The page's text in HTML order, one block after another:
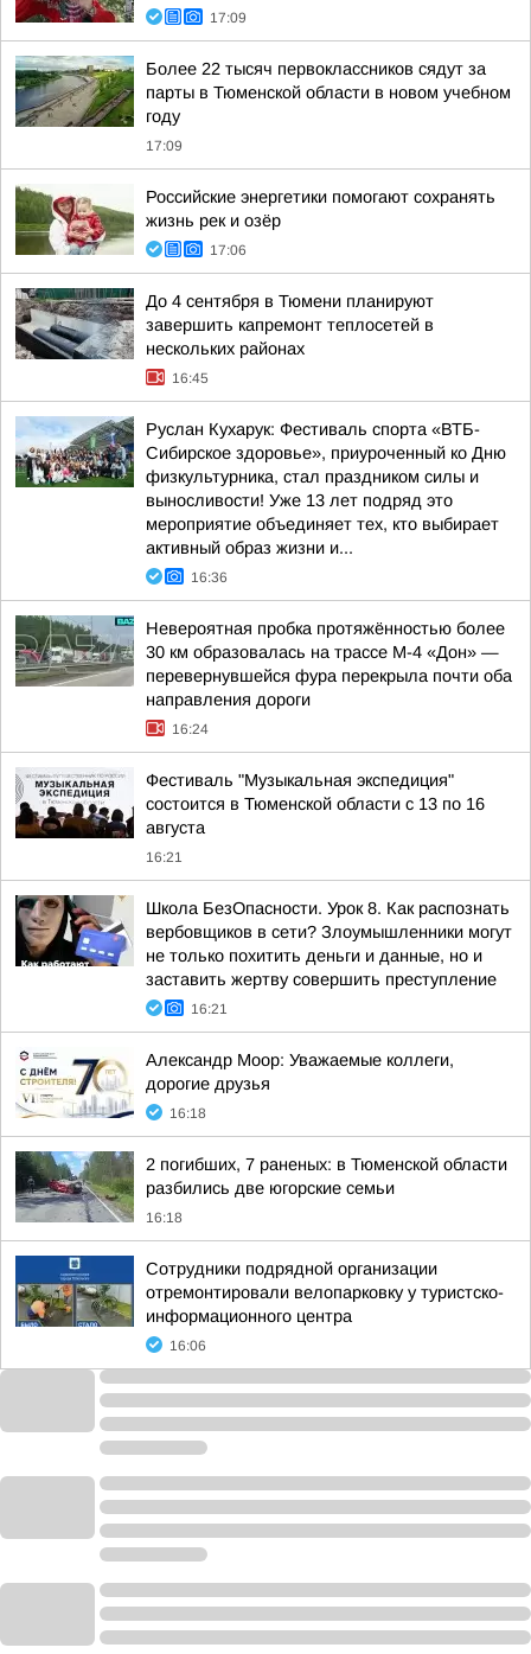
17:09
Более 22 тысяч первоклассников сядут за
парты в Тюменской области в новом учебном
году
17:09
Российские энергетики помогают сохранять
жизнь рек и озёр
17:06
До 4 сентября в Тюмени планируют
завершить капремонт теплосетей в
нескольких районах
16:45
Руслан Кухарук: Фестиваль спорта «ВТБ-
Сибирское здоровье», приуроченный ко Дню
физкультурника, стал праздником силы и
выносливости! Уже 13 лет подряд это
мероприятие объединяет тех, кто выбирает
активный образ жизни и...
16:36
Невероятная пробка протяжённостью более
30 км образовалась на трассе М-4 «Дон» —
перевернувшейся фура перекрыла почти оба
направления дороги
16:24
Фестиваль "Музыкальная экспедиция"
состоится в Тюменской области с 13 по 16
августа
16:21
Школа БезОпасности. Урок 8. Как распознать
вербовщиков в сети? Злоумышленники могут
не только похитить деньги и данные, но и
заставить жертву совершить преступление
16:21
Александр Моор: Уважаемые коллеги,
дорогие друзья
16:18
2 погибших, 7 раненых: в Тюменской области
разбились две югорские семьи
16:18
Сотрудники подрядной организации
отремонтировали велопарковку у туристско-
информационного центра
16:06